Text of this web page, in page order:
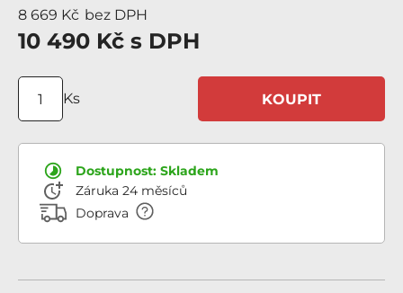
8 669 Kč bez DPH
10 490 Kč s DPH
Ks KOUPIT
Dostupnost: Skladem
Záruka 24 měsíců
Doprava